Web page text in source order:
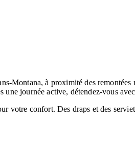
Montana, à proximité des
une journée active, détendez-vous
votre confort. Des draps et des